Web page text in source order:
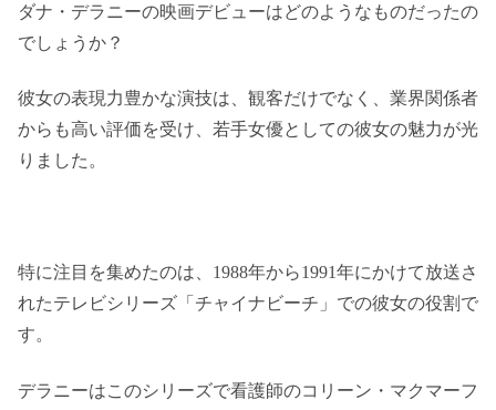
ダナ・デラニーの映画デビューはどのようなものだったの
でしょうか？
彼女の表現力豊かな演技は、観客だけでなく、業界関係者
からも高い評価を受け、若手女優としての彼女の魅力が光
りました。
特に注目を集めたのは、1988年から1991年にかけて放送さ
れたテレビシリーズ「チャイナビーチ」での彼女の役割で
す。
デラニーはこのシリーズで看護師のコリーン・マクマーフ